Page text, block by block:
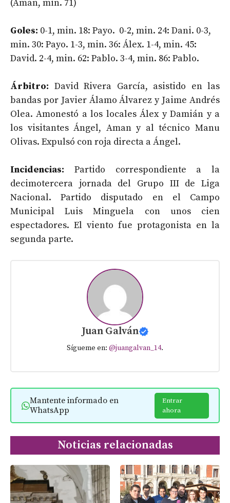
(Aman, min. 71)
Goles: 0-1, min. 18: Payo. 0-2, min. 24: Dani. 0-3,
min. 30: Payo. 1-3, min. 36: Álex. 1-4, min. 45:
David. 2-4, min. 62: Pablo. 3-4, min. 86: Pablo.
Árbitro: David Rivera García, asistido en las
bandas por Javier Álamo Álvarez y Jaime Andrés
Olea. Amonestó a los locales Álex y Damián y a
los visitantes Ángel, Aman y al técnico Manu
Olivas. Expulsó con roja directa a Ángel.
Incidencias: Partido correspondiente a la
decimotercera jornada del Grupo III de Liga
Nacional. Partido disputado en el Campo
Municipal Luis Minguela con unos cien
espectadores. El viento fue protagonista en la
segunda parte.
Juan Galván
Sígueme en: @juangalvan_14.
Mantente informado en
WhatsApp
Entrar
ahora
Noticias relacionadas